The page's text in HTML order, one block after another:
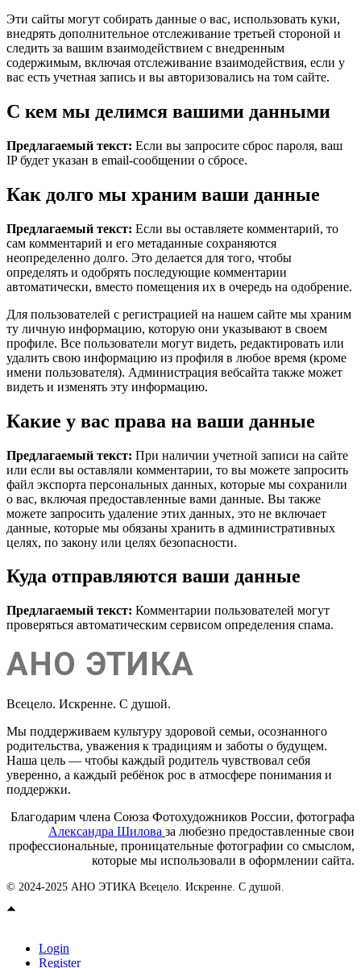
Эти сайты могут собирать данные о вас, использовать куки,
внедрять дополнительное отслеживание третьей стороной и
следить за вашим взаимодействием с внедренным
содержимым, включая отслеживание взаимодействия, если у
вас есть учетная запись и вы авторизовались на том сайте.
С кем мы делимся вашими данными
Предлагаемый текст: Если вы запросите сброс пароля, ваш
IP будет указан в email-сообщении о сбросе.
Как долго мы храним ваши данные
Предлагаемый текст: Если вы оставляете комментарий, то
сам комментарий и его метаданные сохраняются
неопределенно долго. Это делается для того, чтобы
определять и одобрять последующие комментарии
автоматически, вместо помещения их в очередь на одобрение.
Для пользователей с регистрацией на нашем сайте мы храним
ту личную информацию, которую они указывают в своем
профиле. Все пользователи могут видеть, редактировать или
удалить свою информацию из профиля в любое время (кроме
имени пользователя). Администрация вебсайта также может
видеть и изменять эту информацию.
Какие у вас права на ваши данные
Предлагаемый текст: При наличии учетной записи на сайте
или если вы оставляли комментарии, то вы можете запросить
файл экспорта персональных данных, которые мы сохранили
о вас, включая предоставленные вами данные. Вы также
можете запросить удаление этих данных, это не включает
данные, которые мы обязаны хранить в административных
целях, по закону или целях безопасности.
Куда отправляются ваши данные
Предлагаемый текст: Комментарии пользователей могут
проверяться автоматическим сервисом определения спама.
АНО ЭТИКА
Всецело. Искренне. С душой.
Мы поддерживаем культуру здоровой семьи, осознанного
родительства, уважения к традициям и заботы о будущем.
Наша цель — чтобы каждый родитель чувствовал себя
уверенно, а каждый ребёнок рос в атмосфере понимания и
поддержки.
Благодарим члена Союза Фотохудожников России, фотографа
Александра Шилова за любезно предоставленные свои
профессиональные, проницательные фотографии со смыслом,
которые мы использовали в оформлении сайта.
© 2024-2025 АНО ЭТИКА Всецело. Искренне. С душой.
Login
Register